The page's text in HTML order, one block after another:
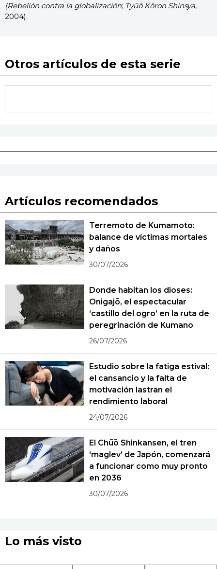
(Rebelión contra la globalización; Tyūō Kōron Shinsya,
2004).
Otros artículos de esta serie
Artículos recomendados
Terremoto de Kumamoto:
balance de víctimas mortales
y daños
30/07/2026
Donde habitan los dioses:
Onigajō, el espectacular
‘castillo del ogro’ en la ruta de
peregrinación de Kumano
26/07/2026
Estudio sobre la fatiga estival:
el cansancio y la falta de
motivación lastran el
rendimiento laboral
24/07/2026
El Chūō Shinkansen, el tren
‘maglev’ de Japón, comenzará
a funcionar como muy pronto
en 2036
30/07/2026
Lo más visto